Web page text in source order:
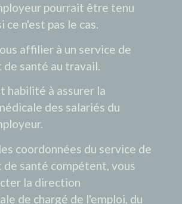
pourrait être tenu
ce n'est pas le cas.
affilier à un service de
santé au travail.
habilité à assurer la
des salariés du
coordonnées du service de
santé compétent, vous
la direction
de chargé de l'emploi, du